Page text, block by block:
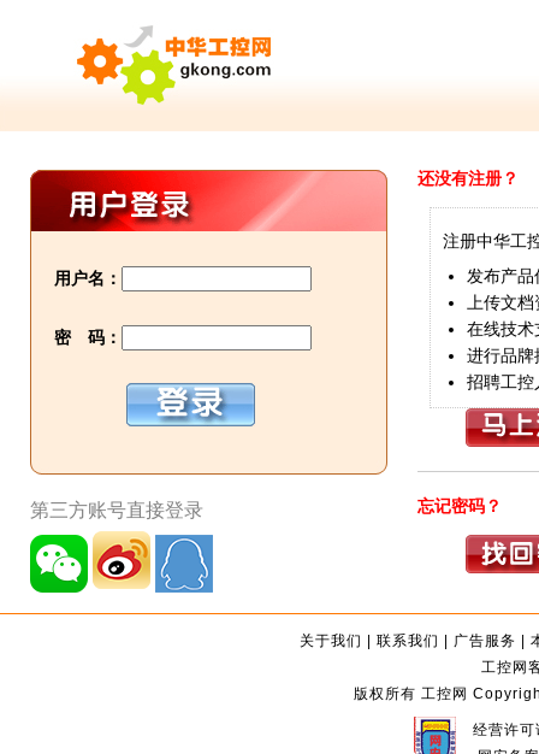
用户名：
密 码：
第三方账号直接登录
还没有注册？
注册中华工
发布产品
上传文档
在线技术
进行品牌
招聘工控
忘记密码？
关于我们 |联系我们 | 广告服务 |
工控网
版权所有 工控网
经营许